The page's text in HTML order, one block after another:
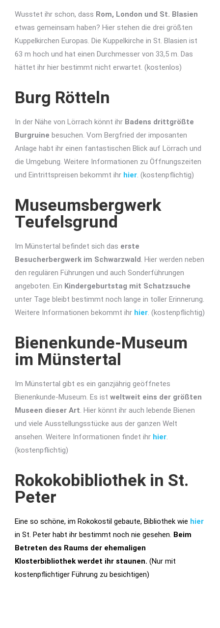
Wusstet ihr schon, dass Rom, London und St. Blasien
etwas gemeinsam haben? Hier stehen die drei größten
Kuppelkirchen Europas. Die Kuppelkirche in St. Blasien ist
63 m hoch und hat einen Durchmesser von 33,5 m. Das
hättet ihr hier bestimmt nicht erwartet. (kostenlos)
Burg Rötteln
In der Nähe von Lörrach könnt ihr Badens drittgrößte
Burgruine besuchen. Vom Bergfried der imposanten
Anlage habt ihr einen fantastischen Blick auf Lörrach und
die Umgebung. Weitere Informationen zu Öffnungszeiten
und Eintrittspreisen bekommt ihr hier. (kostenpflichtig)
Museumsbergwerk
Teufelsgrund
Im Münstertal befindet sich das erste
Besucherbergwerk im Schwarzwald. Hier werden neben
den regulären Führungen und auch Sonderführungen
angeboten. Ein Kindergeburtstag mit Schatzsuche
unter Tage bleibt bestimmt noch lange in toller Erinnerung.
Weitere Informationen bekommt ihr hier. (kostenpflichtig)
Bienenkunde-Museum
im Münstertal
Im Münstertal gibt es ein ganzjährig geöffnetes
Bienenkunde-Museum. Es ist weltweit eins der größten
Museen dieser Art. Hier könnt ihr auch lebende Bienen
und viele Ausstellungsstücke aus der ganzen Welt
ansehen. Weitere Informationen findet ihr hier.
(kostenpflichtig)
Rokokobibliothek in St.
Peter
Eine so schöne, im Rokokostil gebaute, Bibliothek wie hier
in St. Peter habt ihr bestimmt noch nie gesehen. Beim
Betreten des Raums der ehemaligen
Klosterbibliothek werdet ihr staunen. (Nur mit
kostenpflichtiger Führung zu besichtigen)